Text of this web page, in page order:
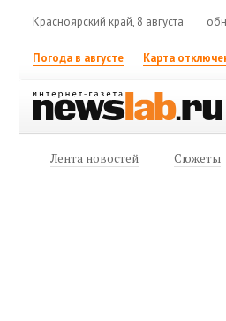
Красноярский край, 8 августа
Погода в августе Карта
Лента новостей Сюжеты